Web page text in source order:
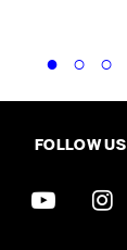
FOLLOW US